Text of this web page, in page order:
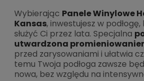
Wybierając Panele Winylowe
Kansas, inwestujesz w
służyć Ci przez lata. Specjalna
utwardzona
przed zarysowaniami i ułatwia
temu Twoja podłoga zawsze
nowa, bez względu na